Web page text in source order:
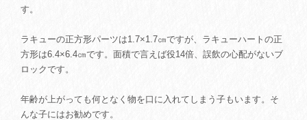
す。
ラキューの正方形パーツは1.7×1.7㎝ですが、ラキューハートの正
方形は6.4×6.4㎝です。面積で言えば役14倍、誤飲の心配がないブ
ロックです。
年齢が上がっても何となく物を口に入れてしまう子もいます。そ
んな子にはお勧めです。